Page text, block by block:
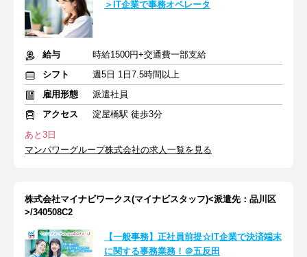
＞IT企業で事務オペレータ
給与
時給1500円+交通費一部支給
シフト
週5日 1日7.5時間以上
雇用形態
派遣社員
アクセス
淀屋橋駅 徒歩3分
あと3日
マンパワーグループ株式会社の求人一覧を見る
株式会社マイナビワークス(マイナビスタッフ)<派遣先：品川区
>/340508C2
【一般事務】正社員前提☆IT企業で決済端末
に関する事務業務！＠五反田